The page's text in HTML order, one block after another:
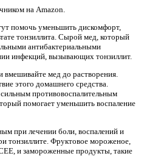
на Amazon.
помочь уменьшить дискомфорт,
тонзиллита. Сырой мед, который
антибактериальными
инфекций, вызывающих тонзиллит.
вмешивайте мед до растворения.
этого домашнего средства.
противовоспалительным
помогает уменьшить воспаление
при лечении боли, воспалений и
тонзиллите. Фруктовое мороженое,
и замороженные продукты, такие